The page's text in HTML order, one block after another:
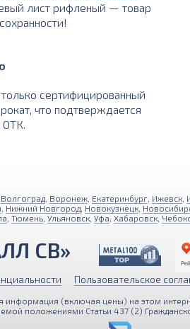
лист рифленый — товар
сертифицированный
что подтверждается
ОТК.
Волгоград Воронеж Екатеринбург Ижевск
Нижний Новгород Новокузнецк
Тюмень Ульяновск Уфа Хабаровск
СВ»
Пользовательское
(включая цены) на этом
положениями Статьи 437 (2)